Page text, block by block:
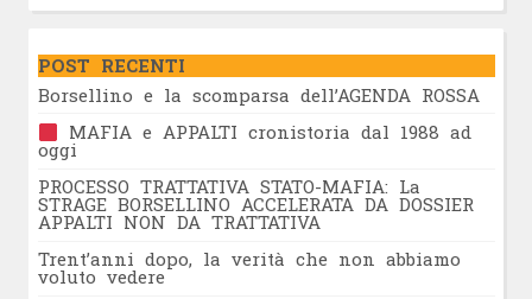
POST RECENTI
Borsellino e la scomparsa dell’AGENDA ROSSA
MAFIA e APPALTI cronistoria dal 1988 ad
oggi
PROCESSO TRATTATIVA STATO-MAFIA: La
STRAGE BORSELLINO ACCELERATA DA DOSSIER
APPALTI NON DA TRATTATIVA
Trent’anni dopo, la verità che non abbiamo
voluto vedere